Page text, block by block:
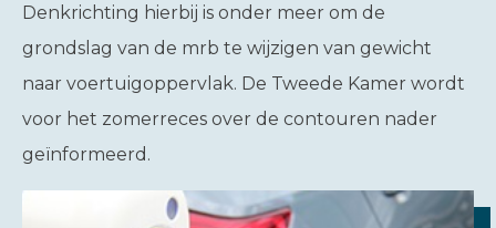
Denkrichting hierbij is onder meer om de
grondslag van de mrb te wijzigen van gewicht
naar voertuigoppervlak. De Tweede Kamer wordt
voor het zomerreces over de contouren nader
geïnformeerd.